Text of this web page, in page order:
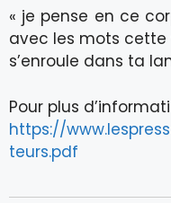
« je pense en ce
avec les mots cette
s’enroule dans ta
Pour plus
https://
teurs.pdf